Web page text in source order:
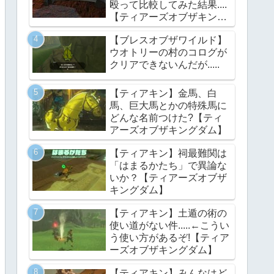
殴って比較してみた結果....
【ティアーズオブザキング
ダム】
【ブレスオブザワイルド】
ウオトリーの村のコログが
クリアできないんだが.....
【ティアキン】金馬、白
馬、巨大馬とかの特殊馬に
どんな名前つけた?【ティ
アーズオブザキングダム】
【ティアキン】祠最難関は
「はまるかたち」で異論な
いか？【ティアーズオブザ
キングダム】
【ティアキン】土遁の術の
使い道がない件.....←こうい
う使い方があるぞ!【ティア
ーズオブザキングダム】